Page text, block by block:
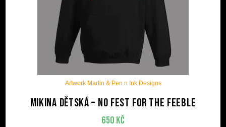
Artwork Martin & Pen n Ink Designs
Mikina dětská – No Fest For The Feeble
650 Kč